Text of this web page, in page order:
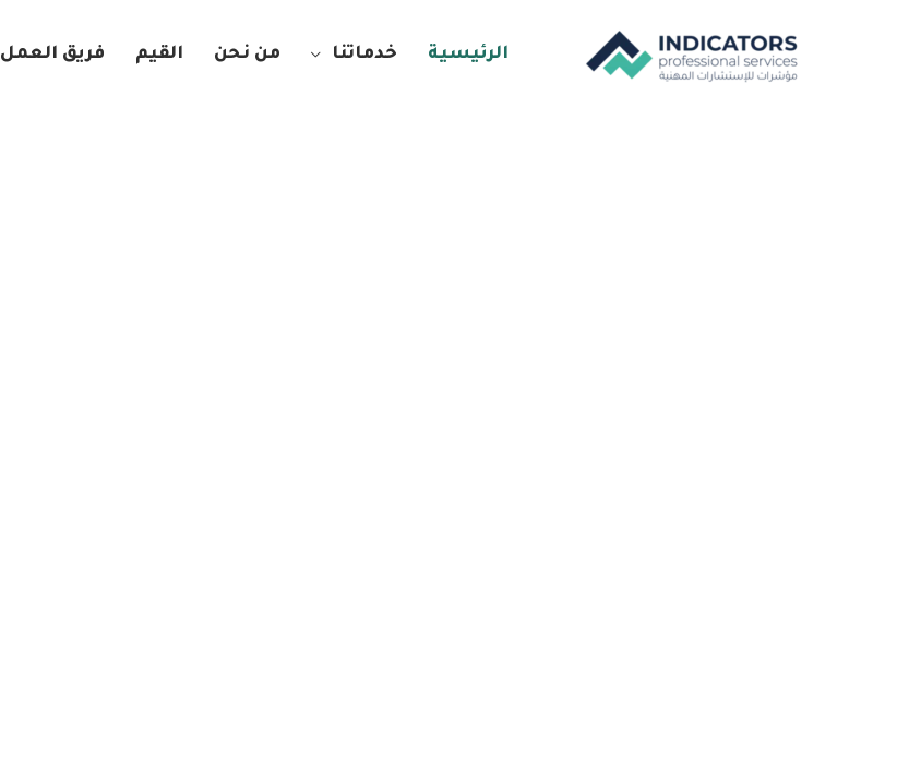
الرئيسية خدماتنا من نحن القيم فريق العمل